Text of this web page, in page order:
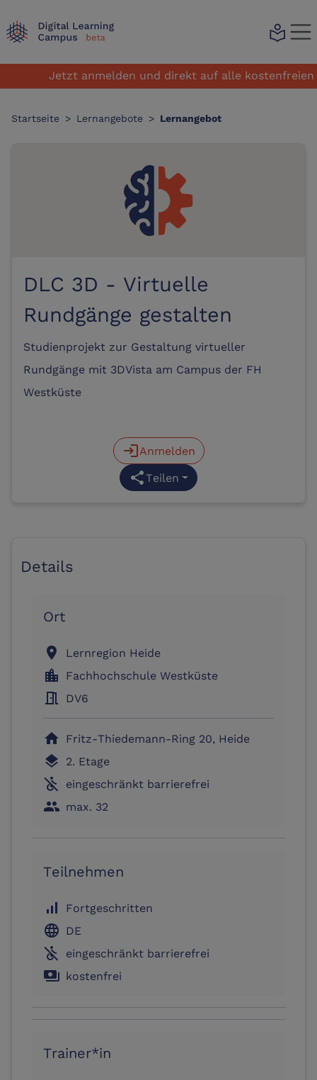
local_library
Jetzt anmelden und direkt auf alle kostenfreien
Startseite > Lernangebote > Lernangebot
DLC 3D - Virtuelle
Rundgänge gestalten
Studienprojekt zur Gestaltung virtueller
Rundgänge mit 3DVista am Campus der FH
Westküste
loginAnmelden
shareTeilen
Details
Ort
location_on Lernregion Heide
location_city Fachhochschule Westküste
meeting_room DV6
home Fritz-Thiedemann-Ring 20, Heide
layers 2. Etage
not_accessible eingeschränkt barrierefrei
people max. 32
Teilnehmen
signal_cellular_alt Fortgeschritten
language DE
not_accessible eingeschränkt barrierefrei
payments kostenfrei
Trainer*in